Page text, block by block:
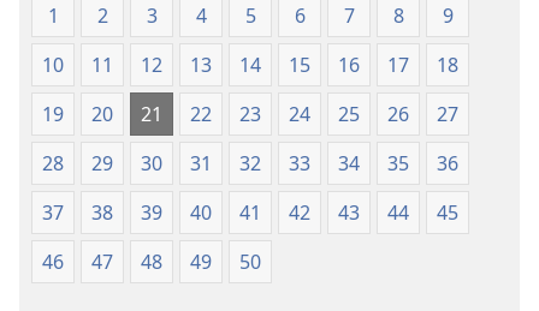
1 2 3 4 5 6 7 8
9
10
11 12 13 14 15 16 17
18
19
20 21 22 23 24 25 26
27
28
29 30 31 32 33 34 35
36
37
38 39 40 41 42 43 44
45
46
47 48 49 50